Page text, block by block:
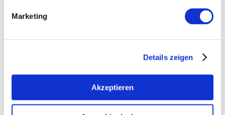
Marketing
Details zeigen
Akzeptieren
von 16:00 bis 00:00 Uhr